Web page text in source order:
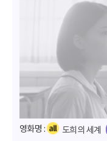
도희의 세계